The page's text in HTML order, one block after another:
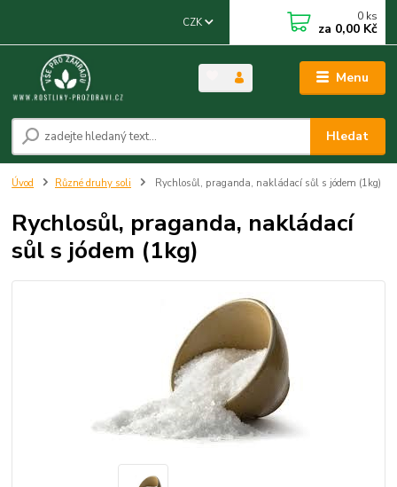
Menu
CZK
Hledat
0 ks
za 0,00 Kč
Úvod Různé druhy soli Rychlosůl, praganda, nakládací sůl s jódem (1kg)
Rychlosůl, praganda, nakládací
sůl s jódem (1kg)